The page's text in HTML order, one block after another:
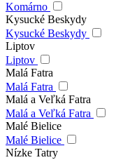
Komárno
Kysucké Beskydy
Kysucké Beskydy
Liptov
Liptov
Malá Fatra
Malá Fatra
Malá a Veľká Fatra
Malá a Veľká Fatra
Malé Bielice
Malé Bielice
Nízke Tatry